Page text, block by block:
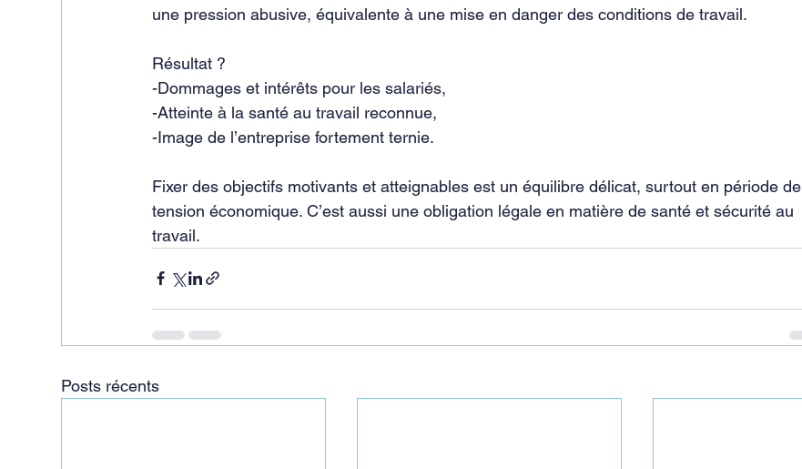
une pression abusive, équivalente à une mise en danger des conditions de travail.
Résultat ?
-Dommages et intérêts pour les salariés,
-Atteinte à la santé au travail reconnue,
-Image de l’entreprise fortement ternie.
Fixer des objectifs motivants et atteignables est un équilibre délicat, surtout en période de
tension économique. C’est aussi une obligation légale en matière de santé et sécurité au
travail.
Posts récents